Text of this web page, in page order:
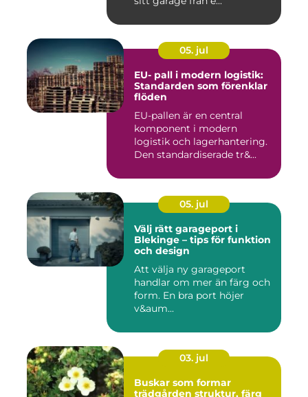
05. jul
EU- pall i modern logistik:
Standarden som förenklar
flöden
EU-pallen är en central
komponent i modern
logistik och lagerhantering.
Den standardiserade tr&...
05. jul
Välj rätt garageport i
Blekinge – tips för funktion
och design
Att välja ny garageport
handlar om mer än färg och
form. En bra port höjer
v&aum...
03. jul
Buskar som formar
trädgården struktur, färg